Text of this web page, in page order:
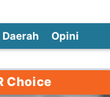
Daerah Opini
Choice